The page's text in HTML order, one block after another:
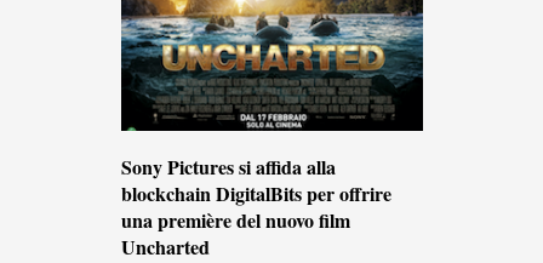
Sony Pictures si affida alla
blockchain DigitalBits per offrire
una première del nuovo film
Uncharted